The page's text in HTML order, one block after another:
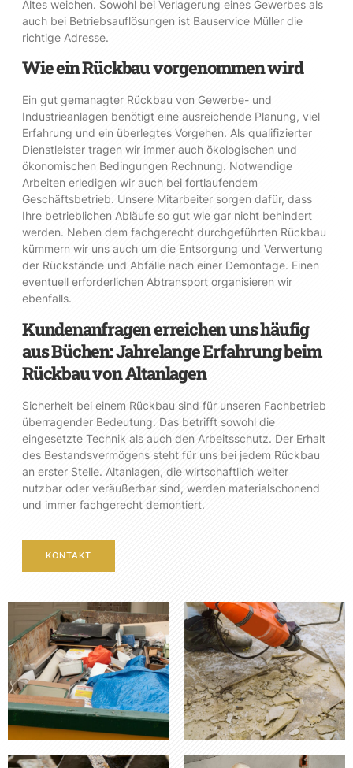
Altes weichen. Sowohl bei Verlagerung eines Gewerbes als
auch bei Betriebsauflösungen ist Bauservice Müller die
richtige Adresse.
Wie ein Rückbau vorgenommen wird
Ein gut gemanagter Rückbau von Gewerbe- und
Industrieanlagen benötigt eine ausreichende Planung, viel
Erfahrung und ein überlegtes Vorgehen. Als qualifizierter
Dienstleister tragen wir immer auch ökologischen und
ökonomischen Bedingungen Rechnung. Notwendige
Arbeiten erledigen wir auch bei fortlaufendem
Geschäftsbetrieb. Unsere Mitarbeiter sorgen dafür, dass
Ihre betrieblichen Abläufe so gut wie gar nicht behindert
werden. Neben dem fachgerecht durchgeführten Rückbau
kümmern wir uns auch um die Entsorgung und Verwertung
der Rückstände und Abfälle nach einer Demontage. Einen
eventuell erforderlichen Abtransport organisieren wir
ebenfalls.
Kundenanfragen erreichen uns häufig
aus Büchen: Jahrelange Erfahrung beim
Rückbau von Altanlagen
Sicherheit bei einem Rückbau sind für unseren Fachbetrieb
überragender Bedeutung. Das betrifft sowohl die
eingesetzte Technik als auch den Arbeitsschutz. Der Erhalt
des Bestandsvermögens steht für uns bei jedem Rückbau
an erster Stelle. Altanlagen, die wirtschaftlich weiter
nutzbar oder veräußerbar sind, werden materialschonend
und immer fachgerecht demontiert.
KONTAKT